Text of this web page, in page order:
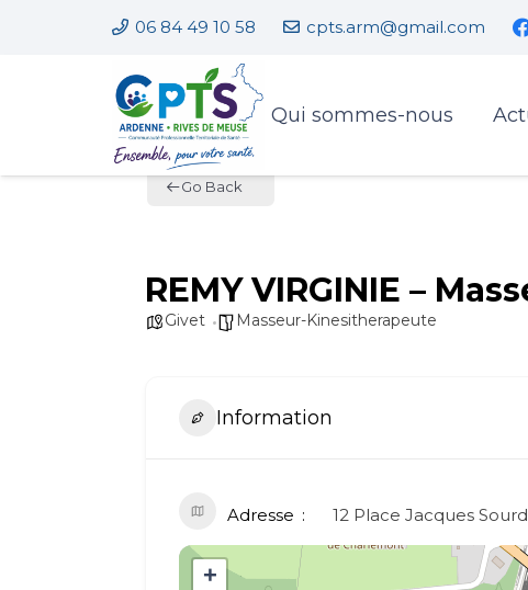
06 84 49 10 58 cpts.arm@gmail.com
Qui sommes-nous
Go Back
REMY VIRGINIE –
Givet Masseur-Kinesitherapeute
Information
Adresse 12 Place Jacques
+